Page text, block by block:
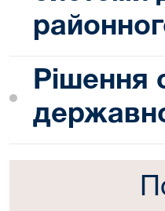
Рішення